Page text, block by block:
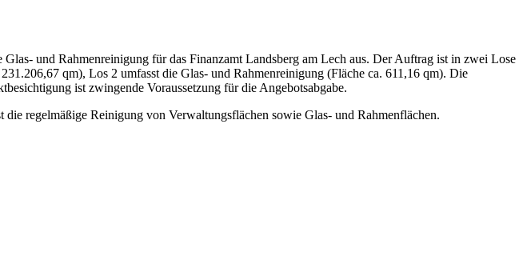
und Rahmenreinigung für das Finanzamt Landsberg am Lech aus. Der Auftrag ist in zwei Lose
qm), Los 2 umfasst die Glas- und Rahmenreinigung (Fläche ca. 611,16 qm). Die
ist zwingende Voraussetzung für die Angebotsabgabe.
regelmäßige Reinigung von Verwaltungsflächen sowie Glas- und Rahmenflächen.